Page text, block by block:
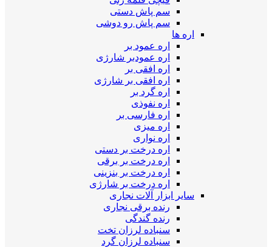
سم پاش دستی
سم پاش رو دوشی
اره ها
اره عمود بر
اره عمودبر شارژی
اره افقی بر
اره افقی بر شارژی
اره گرد بر
اره نفوذی
اره فارسی بر
اره میزی
اره نواری
اره درخت بر دستی
اره درخت بر برقی
اره درخت بر بنزینی
اره درخت بر شارژی
سایر ابزار آلات نجاری
رنده برقی نجاری
رنده گندگی
سنباده لرزان تخت
سنباده لرزان گرد